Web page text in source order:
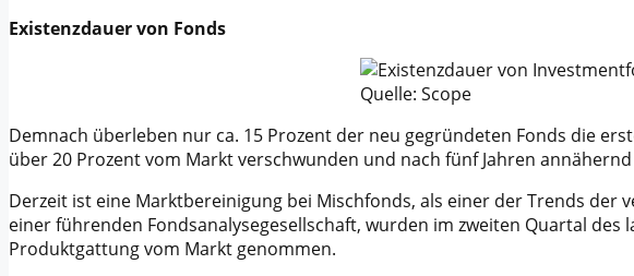
Existenzdauer von Fonds
Quelle: Scope
Demnach überleben nur ca. 15 Prozent der neu gegründeten Fonds die
über 20 Prozent vom Markt verschwunden und nach fünf Jahren
Derzeit ist eine Marktbereinigung bei Mischfonds, als einer der Trends der
einer führenden Fondsanalysegesellschaft, wurden im zweiten Quartal des
Produktgattung vom Markt genommen.